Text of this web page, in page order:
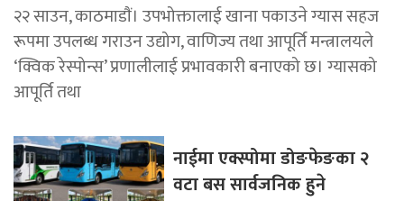
२२ साउन, काठमाडाैं। उपभोक्तालाई खाना पकाउने ग्यास सहज
रूपमा उपलब्ध गराउन उद्योग, वाणिज्य तथा आपूर्ति मन्त्रालयले
‘क्विक रेस्पोन्स’ प्रणालीलाई प्रभावकारी बनाएको छ। ग्यासको
आपूर्ति तथा
नाईमा एक्स्पोमा डोङफेङका २
वटा बस सार्वजनिक हुने